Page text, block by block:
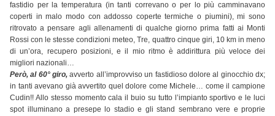
fastidio per la temperatura (in tanti correvano o per lo più camminavano
coperti in malo modo con addosso coperte termiche o piumini), mi sono
ritrovato a pensare agli allenamenti di qualche giorno prima fatti ai Monti
Rossi con le stesse condizioni meteo, Tre, quattro cinque giri, 10 km in meno
di un’ora, recupero posizioni, e il mio ritmo è addirittura più veloce dei
migliori nazionali…
Però, al 60° giro, avverto all’improvviso un fastidioso dolore al ginocchio dx;
in tanti avevano già avvertito quel dolore come Michele… come il campione
Cudin!! Allo stesso momento cala il buio su tutto l’impianto sportivo e le luci
spot illuminano a presepe lo stadio e gli stand sembrano vere e proprie